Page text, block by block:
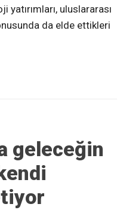
uluslararası
da elde ettikleri
geleceğin